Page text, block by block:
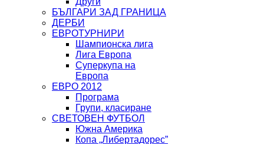
БЪЛГАРИ ЗАД ГРАНИЦА
ДЕРБИ
ЕВРОТУРНИРИ
Шампионска лига
Лига Европа
Суперкупа на
Европа
ЕВРО 2012
Програма
Групи, класиране
СВЕТОВЕН ФУТБОЛ
Южна Америка
Копа „Либертадорес”